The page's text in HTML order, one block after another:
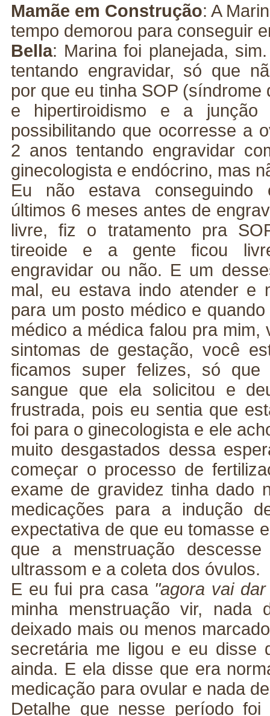
Mamãe em Construção: A
tempo demorou para conseguir
Bella: Marina foi planejada,
tentando engravidar, só que
por que eu tinha SOP
e hipertiroidismo e a
possibilitando que ocorresse a
2 anos tentando engravidar
ginecologista e endócrino, mas
Eu não estava conseguindo
últimos 6 meses antes de
livre, fiz o tratamento pra
tireoide e a gente ficou
engravidar ou não. E um
mal, eu estava indo atender e
para um posto médico e
médico a médica falou pra
sintomas de gestação, você
ficamos super felizes, só
sangue que ela solicitou e
frustrada, pois eu sentia que
foi para o ginecologista e ele
muito desgastados dessa
começar o processo de
exame de gravidez tinha dado
medicações para a indução
expectativa de que eu tomasse
que a menstruação
ultrassom e a coleta dos óvulos.
E eu fui pra casa "agora vai
minha menstruação vir, nada
deixado mais ou menos
secretária me ligou e eu disse
ainda. E ela disse que era
medicação para ovular e nada
Detalhe que nesse período